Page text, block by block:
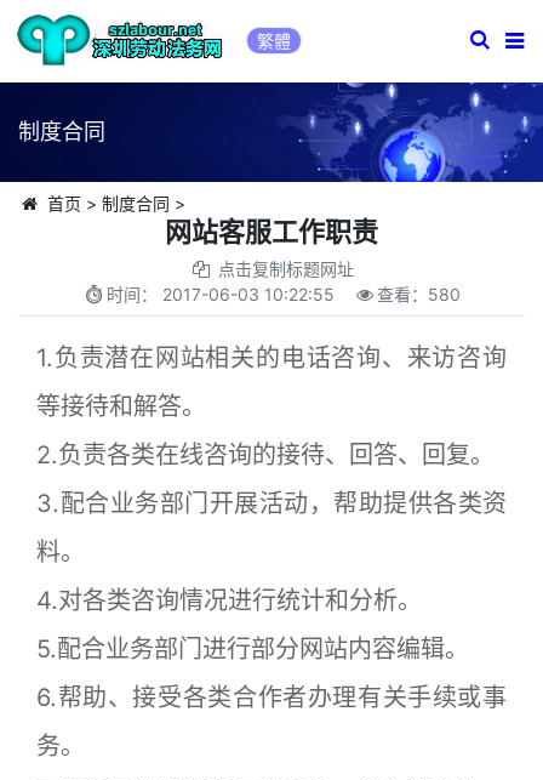
繁體
制度合同
首页 > 制度合同 >
网站客服工作职责
点击复制标题网址
时间： 2017-06-03 10:22:55 查看： 580
1.负责潜在网站相关的电话咨询、来访咨询
等接待和解答。
2.负责各类在线咨询的接待、回答、回复。
3.配合业务部门开展活动，帮助提供各类资
料。
4.对各类咨询情况进行统计和分析。
5.配合业务部门进行部分网站内容编辑。
6.帮助、接受各类合作者办理有关手续或事
务。